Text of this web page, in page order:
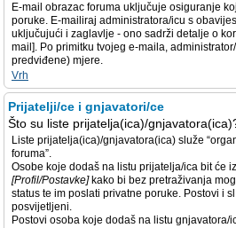
E-mail obrazac foruma uključuje osiguranje
poruke. E-mailiraj administratora/icu s
uključujući i zaglavlje - ono sadrži detalje o
mail]. Po primitku tvojeg e-maila,
predviđene) mjere.
Vrh
Prijatelji/ce i gnjavatori/ce
Što su liste prijatelja(ica)/
Liste prijatelja(ica)/gnjavatora(ica) služe
foruma”.
Osobe koje dodaš na listu prijatelja/ica bit će
[Profil/Postavke]kako bi bez pretraživanja
status te im poslati privatne poruke. Postovi i
posvijetljeni.
Postovi osoba koje dodaš na listu gnjavatora/